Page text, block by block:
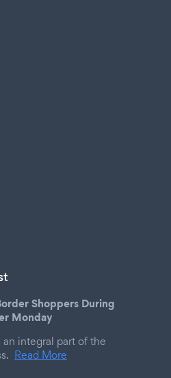
Shoppers During
Monday
integral part of the
Read More